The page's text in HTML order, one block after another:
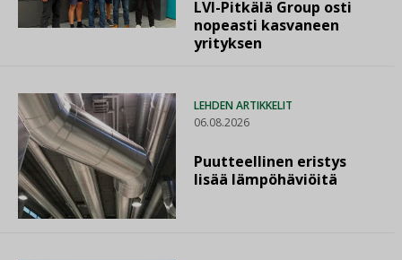
LVI-Pitkälä Group osti
nopeasti kasvaneen
yrityksen
LEHDEN ARTIKKELIT
06.08.2026
Puutteellinen eristys
lisää lämpöhäviöitä